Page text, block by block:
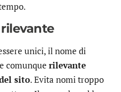
unici, il nome di
comunque rilevante
sito. Evita nomi troppo